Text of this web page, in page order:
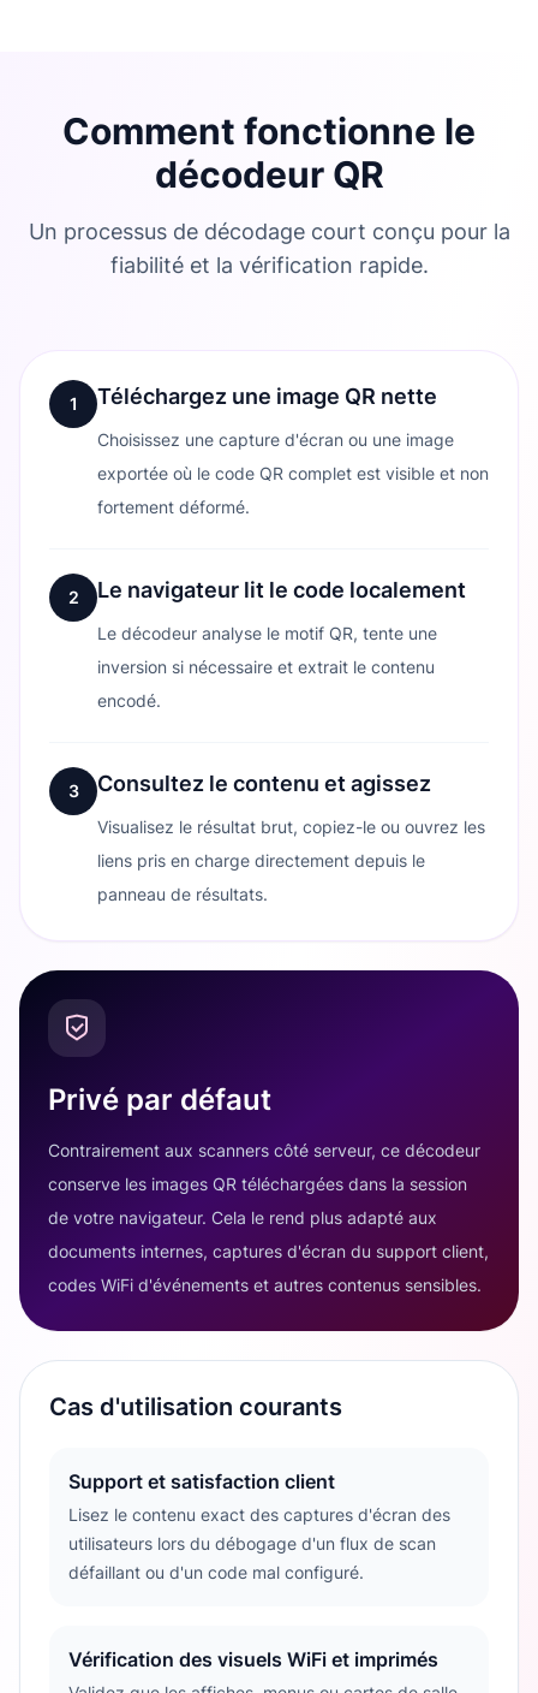
Comment fonctionne le
décodeur QR
Un processus de décodage court conçu pour la
fiabilité et la vérification rapide.
1 Téléchargez une image QR nette
Choisissez une capture d'écran ou une image
exportée où le code QR complet est visible et non
fortement déformé.
2 Le navigateur lit le code localement
Le décodeur analyse le motif QR, tente une
inversion si nécessaire et extrait le contenu
encodé.
3 Consultez le contenu et agissez
Visualisez le résultat brut, copiez-le ou ouvrez les
liens pris en charge directement depuis le
panneau de résultats.
Privé par défaut
Contrairement aux scanners côté serveur, ce décodeur
conserve les images QR téléchargées dans la session
de votre navigateur. Cela le rend plus adapté aux
documents internes, captures d'écran du support client,
codes WiFi d'événements et autres contenus sensibles.
Cas d'utilisation courants
Support et satisfaction client
Lisez le contenu exact des captures d'écran des
utilisateurs lors du débogage d'un flux de scan
défaillant ou d'un code mal configuré.
Vérification des visuels WiFi et imprimés